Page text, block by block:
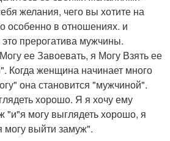
желания, чего вы хотите на
особенно в отношениях. и
прерогатива мужчины.
ее Завоевать, я Могу Взять ее
Когда женщина начинает много
она становится "мужчиной".
хорошо. Я я хочу ему
"и"я могу выглядеть хорошо, я
могу выйти замуж".